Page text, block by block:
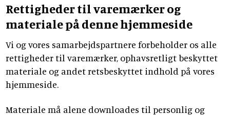
Rettigheder til varemærker og
materiale på denne hjemmeside
Vi og vores samarbejdspartnere forbeholder os alle
rettigheder til varemærker, ophavsretligt beskyttet
materiale og andet retsbeskyttet indhold på vores
hjemmeside.
Materiale må alene downloades til personlig og